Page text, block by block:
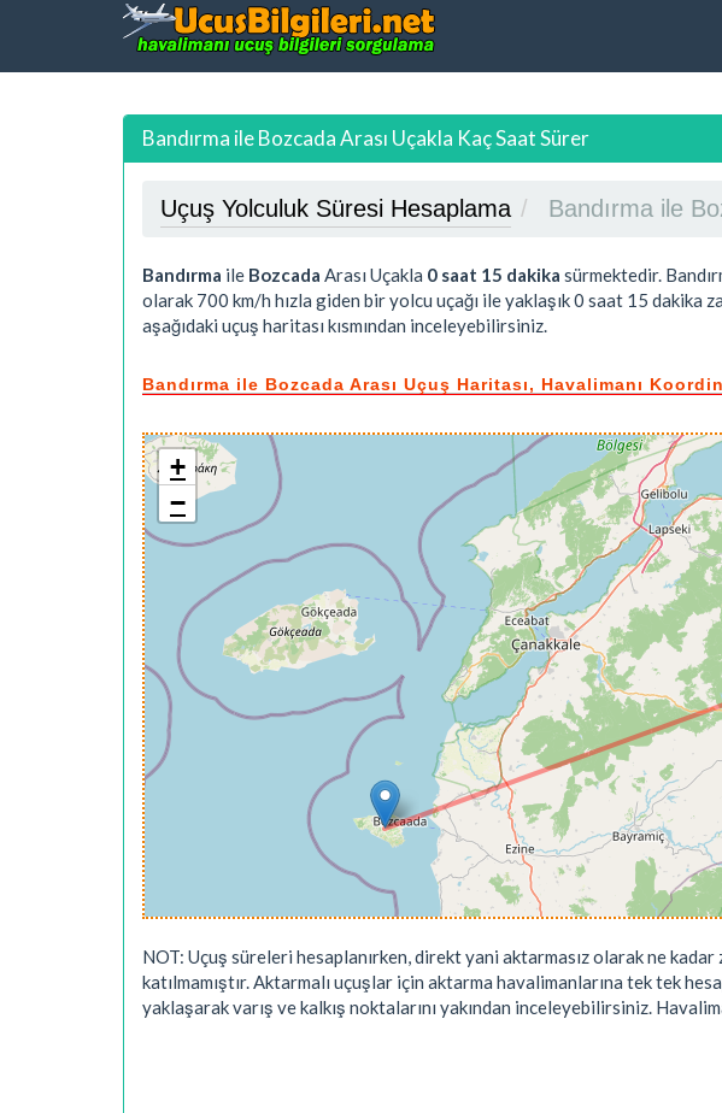
Bandırma ile Bozcada Arası Uçakla Kaç Saat Sürer
Uçuş Yolculuk Süresi Hesaplama Bandırma ile
Bandırma ile Bozcada Arası Uçakla 0 saat 15 dakika sürmektedir.
olarak 700 km/h hızla giden bir yolcu uçağı ile yaklaşık0 saat 15 dakika
aşağıdaki uçuş haritası kısmından inceleyebilirsiniz.
Bandırma ile Bozcada Arası Uçuş Haritası, Havalimanı
+
−
NOT: Uçuş süreleri hesaplanırken, direkt yani aktarmasız olarak ne
katılmamıştır. Aktarmalı uçuşlar için aktarma havalimanlarına tek tek
yaklaşarak varış ve kalkış noktalarını yakından inceleyebilirsiniz.